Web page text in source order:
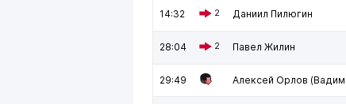
14:32 2 Даниил Пилюгин
28:04 2 Павел Жилин
29:49 Алексей Орлов